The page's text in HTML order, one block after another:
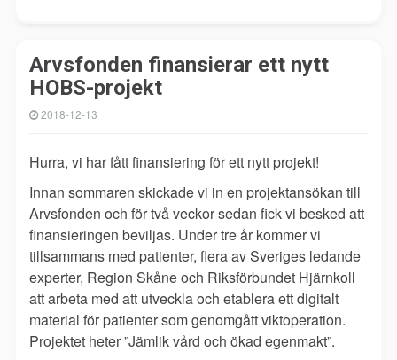
Arvsfonden finansierar ett nytt
HOBS-projekt
2018-12-13
Hurra, vi har fått finansiering för ett nytt projekt!
Innan sommaren skickade vi in en projektansökan till
Arvsfonden och för två veckor sedan fick vi besked att
finansieringen beviljas. Under tre år kommer vi
tillsammans med patienter, flera av Sveriges ledande
experter, Region Skåne och Riksförbundet Hjärnkoll
att arbeta med att utveckla och etablera ett digitalt
material för patienter som genomgått viktoperation.
Projektet heter ”Jämlik vård och ökad egenmakt”.